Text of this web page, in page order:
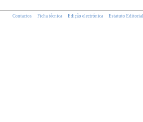
Contactos Ficha técnica Edição electrónica Estatuto Editorial